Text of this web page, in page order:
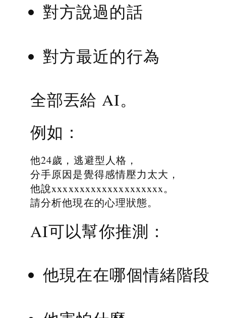
對方說過的話
對方最近的行為
全部丟給 AI。
例如：
他24歲，逃避型人格，
分手原因是覺得感情壓力太大，
他說xxxxxxxxxxxxxxxxxxxx。
請分析他現在的心理狀態。
AI可以幫你推測：
他現在在哪個情緒階段